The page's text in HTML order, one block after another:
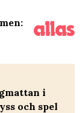
i
och spel